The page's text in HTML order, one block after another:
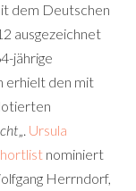
dem Deutschen
ausgezeichnet
jährige
erhielt den mit
„. Ursula
nominiert
Herrndorf,